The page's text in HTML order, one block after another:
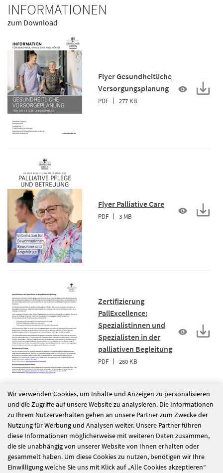
INFORMATIONEN
zum Download
Flyer Gesundheitliche
Versorgungsplanung
PDF 277 KB
Flyer Palliative Care
PDF 3 MB
Zertifizierung
PallExcellence:
Spezialistinnen und
Spezialisten in der
palliativen Begleitung
PDF 260 KB
Pallcert-Zertifikat
(gültig bis 04.11.2027)
PDF 119 KB
Wir verwenden Cookies, um Inhalte und Anzeigen zu personalisieren
und die Zugriffe auf unsere Website zu analysieren. Die Informationen
zu Ihrem Nutzerverhalten gehen an unsere Partner zum Zwecke der
Nutzung für Werbung und Analysen weiter. Unsere Partner führen
diese Informationen möglicherweise mit weiteren Daten zusammen,
die sie unabhängig von unserer Website von Ihnen erhalten oder
gesammelt haben. Um diese Cookies zu nutzen, benötigen wir Ihre
Einwilligung welche Sie uns mit Klick auf „Alle Cookies akzeptieren“